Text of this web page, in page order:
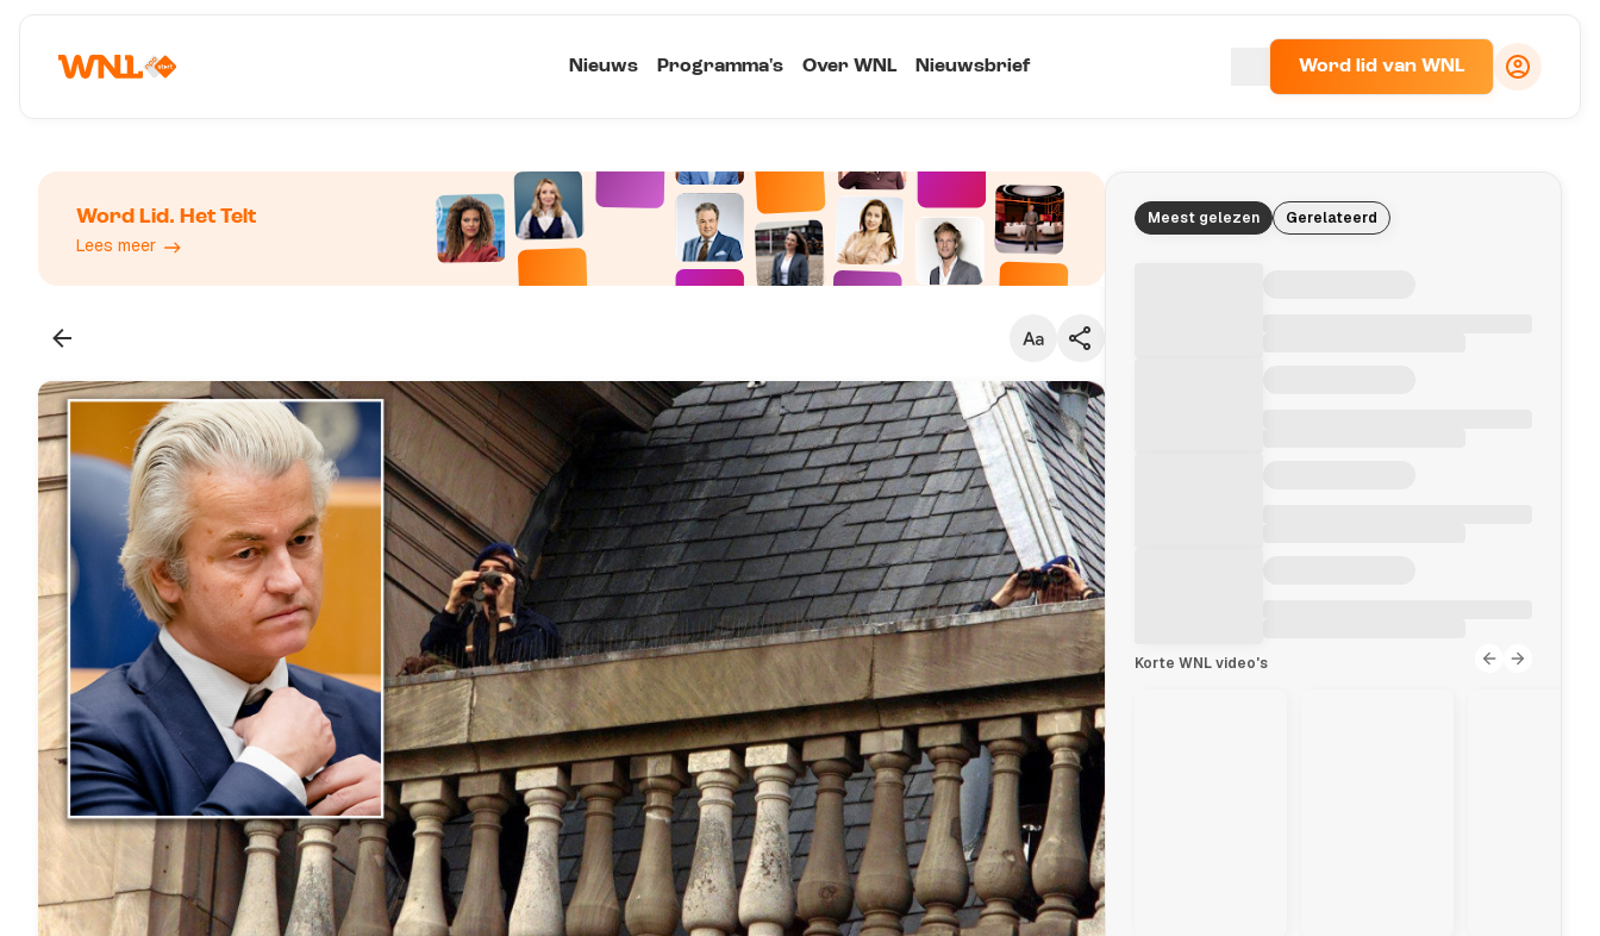
Nieuws Programma's Over WNL Nieuwsbrief Word lid van WNL
Word Lid. Het Telt
Lees meer
Klein
Standaard
Groot
Kopieer link
Meest gelezen Gerelateerd
Korte WNL video's